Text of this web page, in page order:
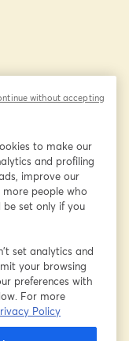
to make our
and profiling
improve our
people who
be set only if you
set analytics and
your browsing
preferences with
For more
Policy
without accepting